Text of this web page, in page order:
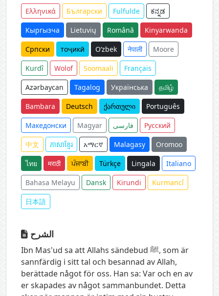
Ελληνικά Български Fulfulde ಕನ್ನಡ
Кыргызча Lietuvių Română Kinyarwanda
Српски тоҷикӣ O‘zbek नेपाली Moore
Kurdî Wolof Soomaali Français
Azərbaycan Tagalog Українська தமிழ்
Bambara Deutsch ქართული Português
Македонски Magyar فارسی Русский
中文 ភាសាខ្មែរ አማርኛ Malagasy Oromoo
ไทย मराठी ਪੰਜਾਬੀ Türkçe Lingala Italiano
Bahasa Melayu Dansk Kirundi Kurmancî
日本語
الشرح
Ibn Mas'ud sa att Allahs sändebud ﷺ, som är
sannfärdig i sitt tal och besannad av Allah,
berättade något för oss. Han sa: Var och en av
er skapades av något sammanbundet. Detta